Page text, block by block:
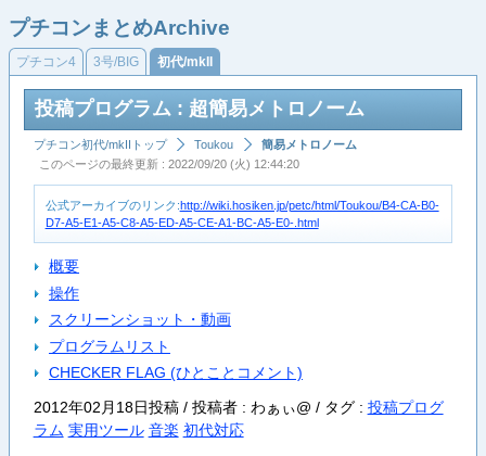
プチコンまとめArchive
プチコン4 3号/BIG 初代/mkII
投稿プログラム : 超簡易メトロノーム
プチコン初代/mkIIトップ Toukou
簡易メトロノーム
このページの最終更新 : 2022/09/20 (火) 12:44:20
公式アーカイブのリンク:http://wiki.hosiken.jp/petc/html/Toukou/B4-CA-B0-
D7-A5-E1-A5-C8-A5-ED-A5-CE-A1-BC-A5-E0-.html
概要
操作
スクリーンショット・動画
プログラムリスト
CHECKER FLAG (ひとことコメント)
2012年02月18日投稿 / 投稿者 : わぁぃ@ / タグ : 投稿プログ
ラム 実用ツール 音楽 初代対応